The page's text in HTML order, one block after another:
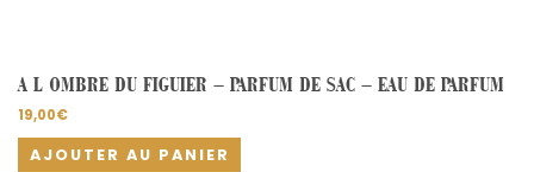
A L OMBRE DU FIGUIER – PARFUM DE SAC – EAU DE PARFUM
19,00€
AJOUTER AU PANIER